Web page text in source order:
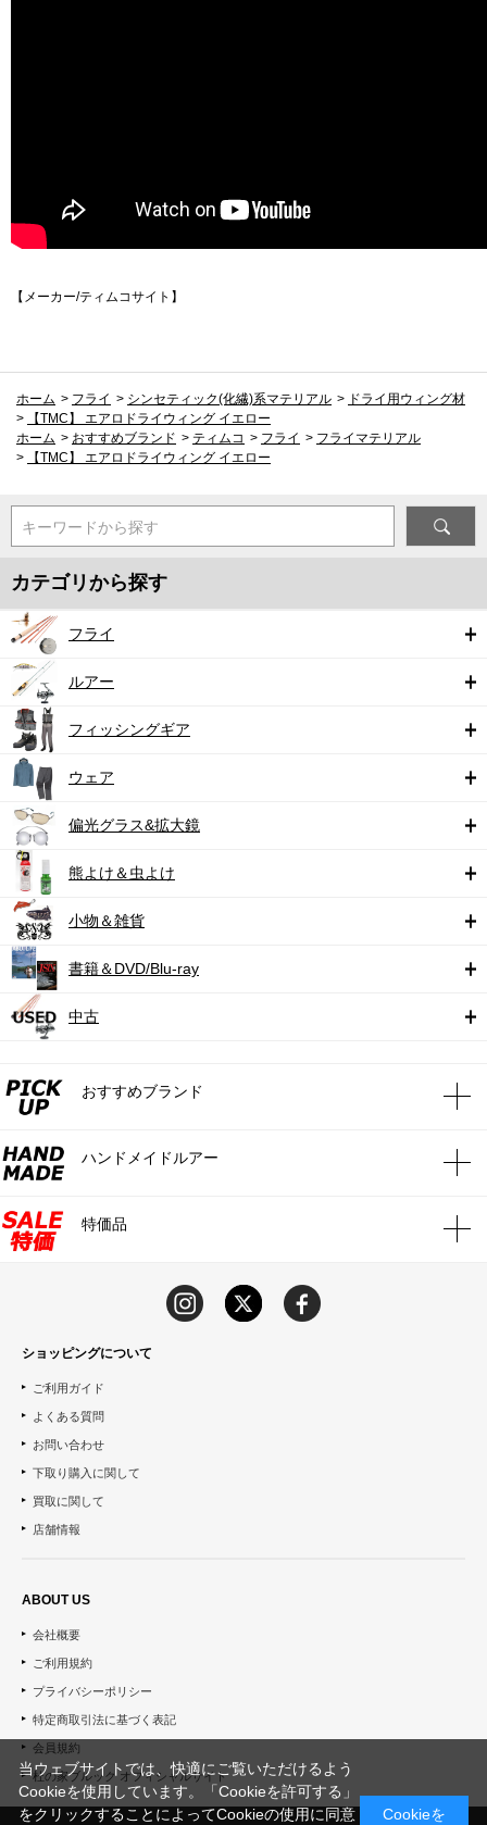
【メーカー/ティムコサイト】
ホーム > フライ > シンセティック(化繊)系マテリアル > ドライ用ウィング材
>
【TMC】 エアロドライウィング イエロー
ホーム > おすすめブランド > ティムコ > フライ > フライマテリアル
>
【TMC】 エアロドライウィング イエロー
キーワードから探す
カテゴリから探す
フライ
ルアー
フィッシングギア
ウェア
偏光グラス&拡大鏡
熊よけ＆虫よけ
小物＆雑貨
書籍＆DVD/Blu-ray
中古
おすすめブランド
ハンドメイドルアー
特価品
ショッピングについて
ご利用ガイド
よくある質問
お問い合わせ
下取り購入に関して
買取に関して
店舗情報
ABOUT US
会社概要
ご利用規約
プライバシーポリシー
特定商取引法に基づく表記
会員規約
杜の家ブルック オフィシャルサイト
当ウェブサイトでは、快適にご覧いただけるよう
Cookieを使用しています。「Cookieを許可する」
をクリックすることによってCookieの使用に同意
Cookieを